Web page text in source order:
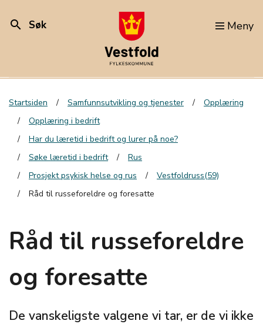
search Søk Meny
Startsiden Samfunnsutvikling og tjenester
Opplæring
Opplæring i bedrift
Har du læretid i bedrift og lurer på noe?
Søke læretid i bedrift
Rus
Prosjekt psykisk helse og rus
Vestfoldruss(59)
Råd til russeforeldre og foresatte
Råd til russeforeldre
og foresatte
De vanskeligste valgene vi tar, er de vi ikke